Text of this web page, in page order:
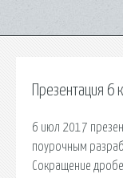
Презентация
6 июл 2017
поурочным
Сокращение